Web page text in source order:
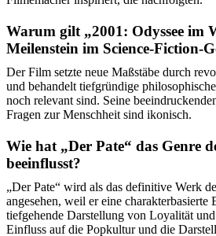
Warum gilt „2001: Odyssee im
Meilenstein im Science-Fiction-
Der Film setzte neue Maßstäbe durch
und behandelt tiefgründige
noch relevant sind. Seine
Fragen zur Menschheit sind ikonisch.
Wie hat „Der Pate“ das Genre
beeinflusst?
„Der Pate“ wird als das definitive Werk
angesehen, weil er eine charakterbasierte
tiefgehende Darstellung von Loyalität
Einfluss auf die Popkultur und die